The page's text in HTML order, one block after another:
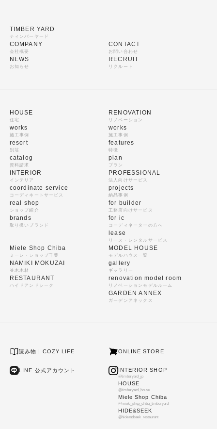
TIMBER YARD
ティンバーヤード
COMPANY
会社概要
NEWS
お知らせ
CONTACT
お問い合わせ
RECRUIT
リクルート
HOUSE
住宅
works
施工事例
resort
別荘
catalog
資料請求
RENOVATION
リノベーション
works
施工事例
features
特徴
plan
プラン
INTERIOR
インテリア
coordinate service
コーディネートサービス
real shop
ショップ紹介
brands
取り扱いブランド
PROFESSIONAL
法人向けサービス
projects
納品事例
for builder
工務店向けサービス
for ic
コーディネーターの方へ
lease
リース・レンタルサービス
Miele Shop Chiba
ミーレ・ショップ千葉
NAMIKI MOKUZAI
並木木材
RESTAURANT
ハイドアンドシーク
MODEL HOUSE
モデルハウス一覧
gallery
ギャラリー
renovation model room
リノベーションモデルルーム
GARDEN ANNEX
ガーデンアネックス
読み物 | COZY LIFE ONLINE STORE
LINE 公式アカウント INTERIOR SHOP
@timberyard_jp
HOUSE
@timberyard_house
Miele Shop Chiba
@miele_shop_chiba_timberyard
HIDE&SEEK
@hideandseek_restaurant